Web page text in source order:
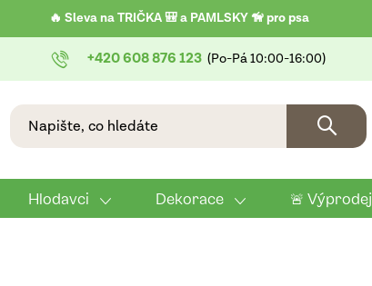
🔥 Sleva na TRIČKA 🎒 a PAMLSKY 🦮 pro psa
+420 608 876 123
Hlodavci Dekorace 🚨 Výprodej